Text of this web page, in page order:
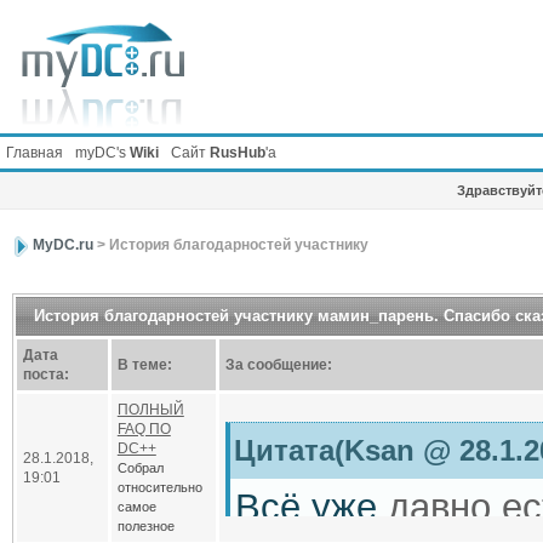
Главная myDC's Wiki Сайт RusHub'а
MyDC.ru> История благодарностей участнику
История благодарностей участнику мамин_парень. Спасибо
Дата
поста:
В теме: За сообщение:
28.1.2018,
19:01
ПОЛНЫЙ
FAQ ПО
DC++
Собрал
относительно
самое
полезное
Цитата(Ksan @
Всё уже давно